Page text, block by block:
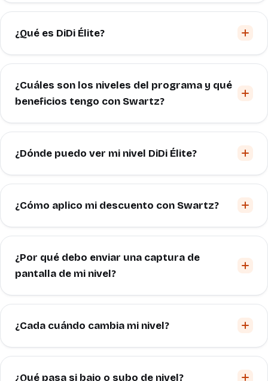
¿Qué es DiDi Élite?
¿Cuáles son los niveles del programa y qué
beneficios tengo con Swartz?
¿Dónde puedo ver mi nivel DiDi Élite?
¿Cómo aplico mi descuento con Swartz?
¿Por qué debo enviar una captura de
pantalla de mi nivel?
¿Cada cuándo cambia mi nivel?
¿Qué pasa si bajo o subo de nivel?